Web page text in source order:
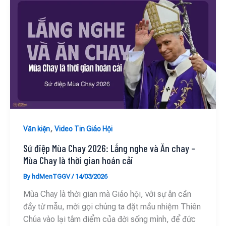
Văn kiện, Video Tin Giáo Hội
Sứ điệp Mùa Chay 2026: Lắng nghe và Ăn chay –
Mùa Chay là thời gian hoán cải
By hdMenTGGV/ 14/03/2026
Mùa Chay là thời gian mà Giáo hội, với sự ân cần
đầy từ mẫu, mời gọi chúng ta đặt mầu nhiệm Thiên
Chúa vào lại tâm điểm của đời sống mình, để đức